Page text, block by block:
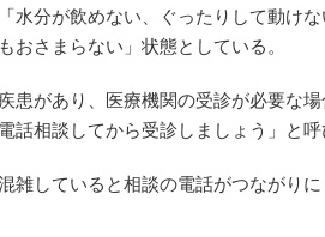
水分が飲めない、ぐったりして動け
おさまらない」状態としている。
患があり、医療機関の受診が必要な
話相談してから受診しましょう」と呼
雑していると相談の電話がつながり